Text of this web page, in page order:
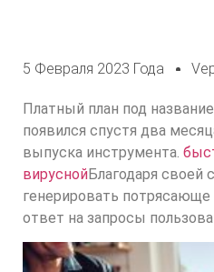
5 Февраля 2023 Года
Платный план под
появился спустя два
выпуска инструмента.
вируснойБлагодаря своей
генерировать
ответ на запросы